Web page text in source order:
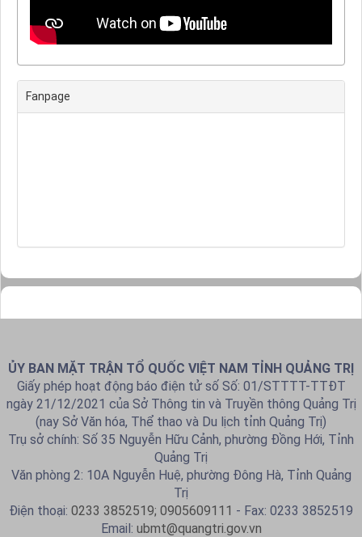
Fanpage
ỦY BAN MẶT TRẬN TỔ QUỐC VIỆT NAM TỈNH QUẢNG TRỊ
Giấy phép hoạt động báo điện tử số Số: 01/STTTT-TTĐT
ngày 21/12/2021 của Sở Thông tin và Truyền thông Quảng Trị
(nay Sở Văn hóa, Thể thao và Du lịch tỉnh Quảng Trị)
Trụ sở chính: Số 35 Nguyễn Hữu Cảnh, phường Đồng Hới, Tỉnh
Quảng Trị
Văn phòng 2: 10A Nguyễn Huệ, phường Đông Hà, Tỉnh Quảng
Trị
Điện thoại: 0233 3852519; 0905609111 - Fax: 0233 3852519
Email: ubmt@quangtri.gov.vn